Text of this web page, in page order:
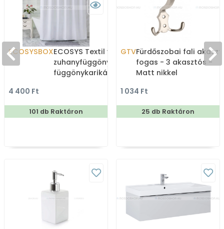
ECOSYSBOXECOSYS Textil varrott
zuhanyfüggöny 12db
függönykarikával
Zuhanyfüggöny textil
4 400 Ft
101 db Raktáron
GTVFürdőszobai fali
fogas - 3 akasztós -
Matt nikkel
1 034 Ft
25 db Raktáron